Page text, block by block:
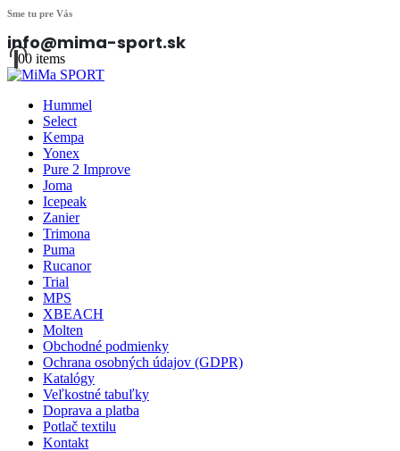
Sme tu pre Vás
info@mima-sport.sk
00 items
Hummel
Select
Kempa
Yonex
Pure 2 Improve
Joma
Icepeak
Zanier
Trimona
Puma
Rucanor
Trial
MPS
XBEACH
Molten
Obchodné podmienky
Ochrana osobných údajov (GDPR)
Katalógy
Veľkostné tabuľky
Doprava a platba
Potlač textilu
Kontakt